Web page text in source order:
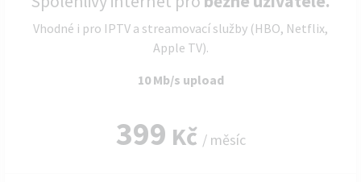
Vhodné i pro IPTV a streamovací služby (HBO, Netflix,
Apple TV).
10 Mb/s upload
399 Kč / měsíc